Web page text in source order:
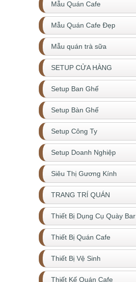
Mẫu Quán Cafe
Mẫu Quán Cafe Đẹp
Mẫu quán trà sữa
SETUP CỬA HÀNG
Setup Ban Ghế
Setup Bàn Ghế
Setup Công Ty
Setup Doanh Nghiệp
Siêu Thị Gương Kính
TRANG TRÍ QUÁN
Thiết Bị Dụng Cụ Quày Bar
Thiết Bị Quán Cafe
Thiết Bị Vệ Sinh
Thiết Kế Quán Cafe